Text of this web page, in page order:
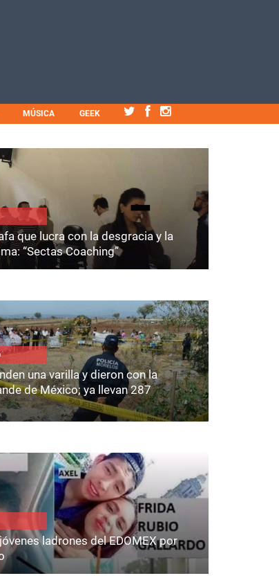
MÚSICA GEEK
que lucra con la desgracia y la
“Sectas Coaching”
una varilla y dieron con la
de México; ya llevan 287
ladrones del EDOMEX por